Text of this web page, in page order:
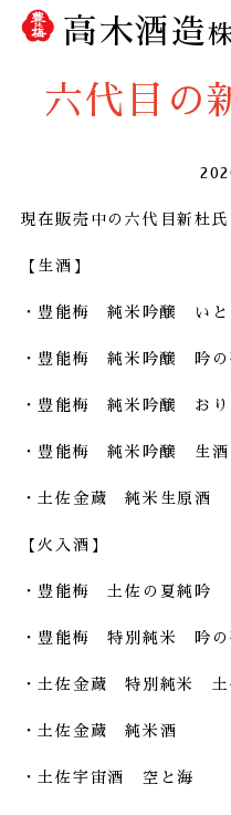
高木酒造
六代目の
現在販売中の六代目新杜
【生酒】
・豊能梅 純米吟醸 いと
・豊能梅 純米吟醸 吟
・豊能梅 純米吟醸 おり
・豊能梅 純米吟醸 生酒
・ 土佐金蔵 純米生原酒
【火入酒】
・豊能梅 土佐の夏純吟
・豊能梅 特別純米 吟の
・ 土佐金蔵 特別純米 土
・ 土佐金蔵 純米酒
・ 土佐宇宙酒 空と海